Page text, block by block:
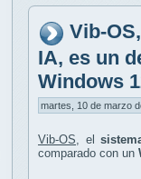
Vib-
IA, es un
Windows
martes, 10 de marzo
Vib-OS , el
comparado con un